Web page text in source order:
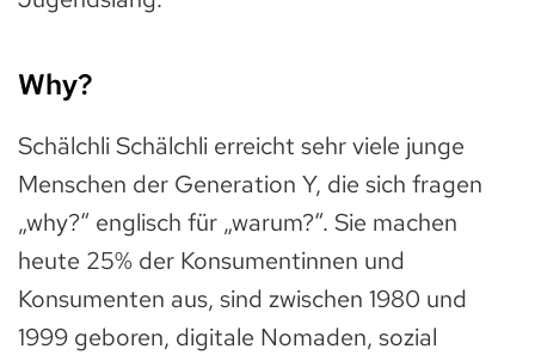
Why?
Schälchli Schälchli erreicht sehr viele junge
Menschen der Generation Y, die sich fragen
„why?“ englisch für „warum?“. Sie machen
heute 25% der Konsumentinnen und
Konsumenten aus, sind zwischen 1980 und
1999 geboren, digitale Nomaden, sozial